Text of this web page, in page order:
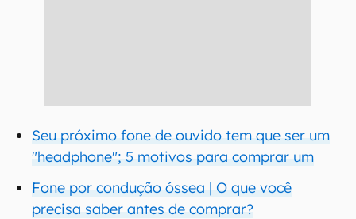
Seu próximo fone de ouvido tem que ser um
"headphone"; 5 motivos para comprar um
Fone por condução óssea | O que você
precisa saber antes de comprar?